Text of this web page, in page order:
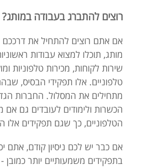
רוצים להתברג בעבודה
אם אתם רוצים להתחיל את דרככם
מותג, תוכלו למצוא עבודות
שירות לקוחות, מכירות טלפוניות
טלפוניים. אלו תפקידי הבסיס,
מתחילים את המסלול. החברות
הכשרות ולימודים לעובדים גם אם
הטלפוניים, כך שגם תפקידים אלו
אם כבר יש לכם ניסיון קודם, אתם
בתפקידים משמעותיים יותר כמובן -